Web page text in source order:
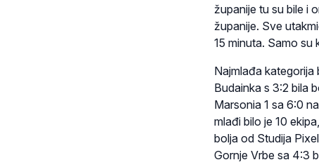
županije tu su bile i
županije. Sve
15 minuta. Samo su
Najmlađa kategorija
Budainka s 3:2 bila
Marsonia 1 sa 6:0
mlađi bilo je 10
bolja od Studija
Gornje Vrbe sa 4:3